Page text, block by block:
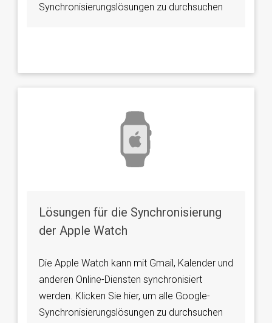
Synchronisierungslösungen zu durchsuchen
Lösungen für die Synchronisierung
der Apple Watch
Die Apple Watch kann mit Gmail, Kalender und
anderen Online-Diensten synchronisiert
werden. Klicken Sie hier, um alle Google-
Synchronisierungslösungen zu durchsuchen